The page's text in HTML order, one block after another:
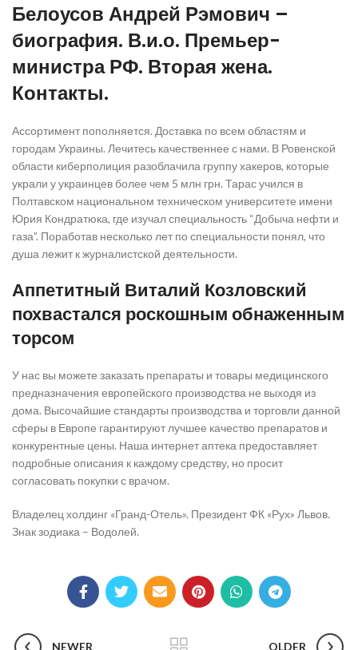
Белоусов Андрей Рэмович –
биография. В.и.о. Премьер-
министра РФ. Вторая жена.
Контакты.
Ассортимент пополняется. Доставка по всем областям и
городам Украины. Лечитесь качественнее с нами. В Ровенской
области киберполиция разоблачила группу хакеров, которые
украли у украинцев более чем 5 млн грн. Тарас учился в
Полтавском национальном техническом университете имени
Юрия Кондратюка, где изучал специальность “Добыча нефти и
газа”. Поработав несколько лет по специальности понял, что
душа лежит к журналистской деятельности.
Аппетитный Виталий Козловский
похвастался роскошным обнаженным
торсом
У нас вы можете заказать препараты и товары медицинского
предназначения европейского производства не выходя из
дома. Высочайшие стандарты производства и торговли данной
сферы в Европе гарантируют лучшее качество препаратов и
конкурентные цены. Наша интернет аптека предоставляет
подробные описания к каждому средству, но просит
согласовать покупки с врачом.
Владелец холдинг «Гранд-Отель». Президент ФК «Рух» Львов.
Знак зодиака – Водолей.
NEWER OLDER